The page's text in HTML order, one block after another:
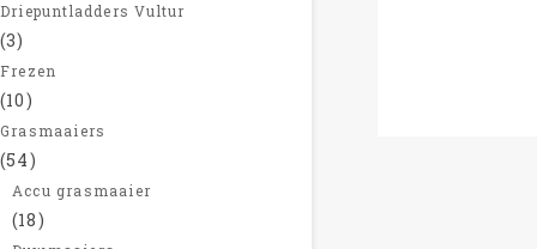
Driepuntladders Vultur
(3)
Frezen
(10)
Grasmaaiers
(54)
Accu grasmaaier
(18)